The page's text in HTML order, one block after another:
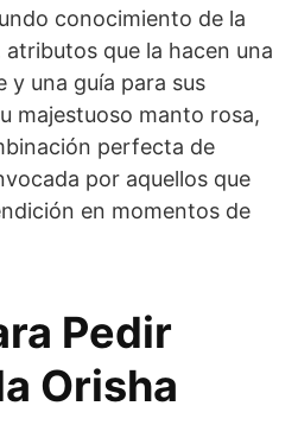
conocimiento de la
que la hacen una
una guía para sus
majestuoso manto rosa,
perfecta de
por aquellos que
en momentos de
Pedir
Orisha